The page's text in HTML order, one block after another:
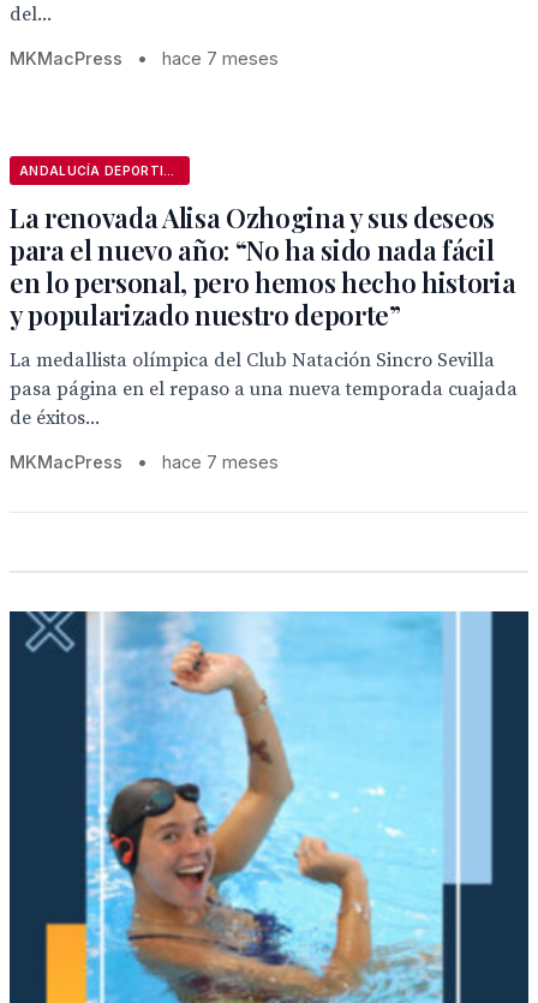
del...
MKMacPress • hace 7 meses
La renovada Alisa Ozhogina y sus deseos
para el nuevo año: “No ha sido nada fácil
en lo personal, pero hemos hecho historia
y popularizado nuestro deporte”
La medallista olímpica del Club Natación Sincro Sevilla
pasa página en el repaso a una nueva temporada cuajada
de éxitos...
MKMacPress • hace 7 meses